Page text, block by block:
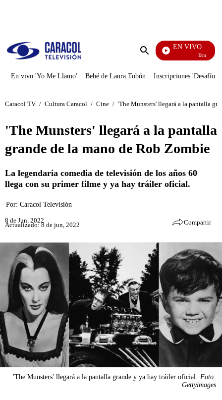
Enviar
EN VIVO
También Caerás
En vivo 'Yo Me Llamo' Bebé de Laura Tobón Inscripciones 'Desafío'
Caracol TV / Cultura Caracol / Cine / 'The Munsters' llegará a la pantalla
'The Munsters' llegará a la pantalla
grande de la mano de Rob Zombie
La legendaria comedia de televisión de los años 60
llega con su primer filme y ya hay tráiler oficial.
Por: Caracol Televisión
8 de Jun, 2022
Actualizado: 8 de jun, 2022 Compartir
'The Munsters' llegará a la pantalla grande y ya hay tráiler oficial.
Foto:
Gettyimages